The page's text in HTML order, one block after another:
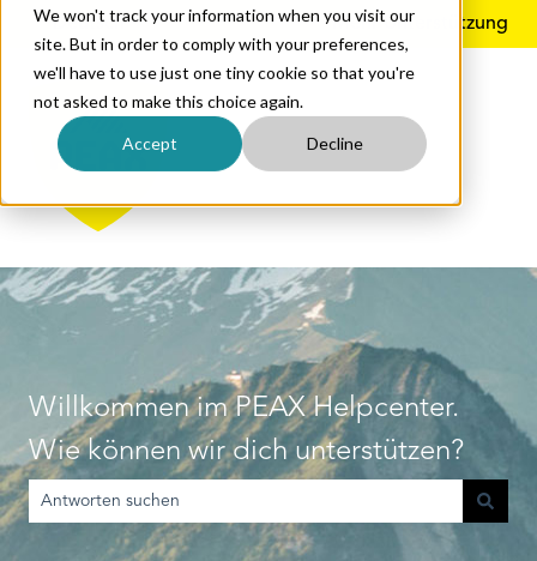
We won't track your information when you visit our
site. But in order to comply with your preferences,
we'll have to use just one tiny cookie so that you're
not asked to make this choice again.
Accept Decline
DeutschUntermenü für Übersetzungen anzeigen
Mehr Unterstützung
Willkommen im PEAX Helpcenter.
Wie können wir dich unterstützen?
Es gibt keine Vorschläge, da das Suchfeld leer ist.